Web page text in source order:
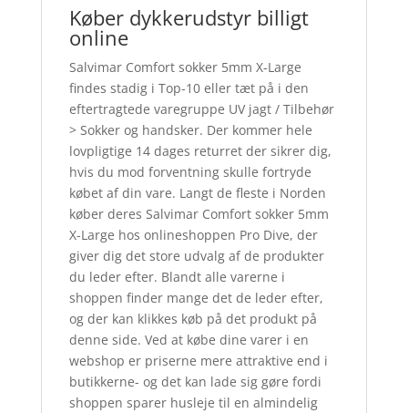
Køber dykkerudstyr billigt
online
Salvimar Comfort sokker 5mm X-Large
findes stadig i Top-10 eller tæt på i den
eftertragtede varegruppe UV jagt / Tilbehør
> Sokker og handsker. Der kommer hele
lovpligtige 14 dages returret der sikrer dig,
hvis du mod forventning skulle fortryde
købet af din vare. Langt de fleste i Norden
køber deres Salvimar Comfort sokker 5mm
X-Large hos onlineshoppen Pro Dive, der
giver dig det store udvalg af de produkter
du leder efter. Blandt alle varerne i
shoppen finder mange det de leder efter,
og der kan klikkes køb på det produkt på
denne side. Ved at købe dine varer i en
webshop er priserne mere attraktive end i
butikkerne- og det kan lade sig gøre fordi
shoppen sparer husleje til en almindelig